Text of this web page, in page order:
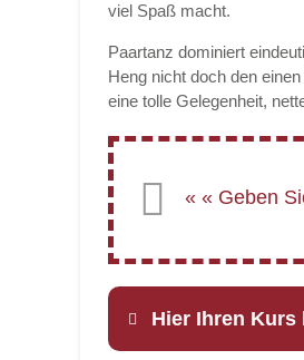
viel Spaß macht.
Paartanz dominiert
Heng nicht doch den
eine tolle Gelegenheit,
Hier Ihren Kurs